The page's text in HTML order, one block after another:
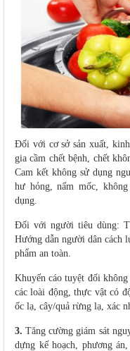
Đối với cơ sở sản xuất,
gia cầm chết bệnh, chết
Cam kết không sử dụng
hư hỏng, nấm mốc,
dụng.
Đối với người tiêu dùng:
Hướng dẫn người dân cách
phẩm an toàn.
Khuyến cáo tuyệt đối
các loài động, thực vật có
ốc lạ, cây/quả rừng lạ, xác
3. Tăng cường giám sát
dựng kế hoạch, phương